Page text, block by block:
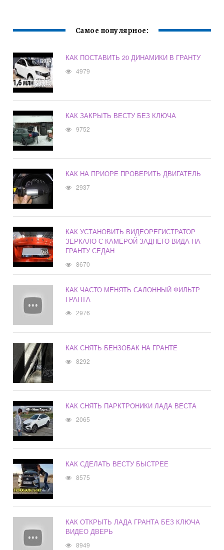
Самое популярное:
КАК ПОСТАВИТЬ 20 ДИНАМИКИ В ГРАНТУ
4979
КАК ЗАКРЫТЬ ВЕСТУ БЕЗ КЛЮЧА
9752
КАК НА ПРИОРЕ ПРОВЕРИТЬ ДВИГАТЕЛЬ
2937
КАК УСТАНОВИТЬ ВИДЕОРЕГИСТРАТОР
ЗЕРКАЛО С КАМЕРОЙ ЗАДНЕГО ВИДА НА
ГРАНТУ СЕДАН
8670
КАК ЧАСТО МЕНЯТЬ САЛОННЫЙ ФИЛЬТР
ГРАНТА
2976
КАК СНЯТЬ БЕНЗОБАК НА ГРАНТЕ
8292
КАК СНЯТЬ ПАРКТРОНИКИ ЛАДА ВЕСТА
2065
КАК СДЕЛАТЬ ВЕСТУ БЫСТРЕЕ
8575
КАК ОТКРЫТЬ ЛАДА ГРАНТА БЕЗ КЛЮЧА
ВИДЕО ДВЕРЬ
8949